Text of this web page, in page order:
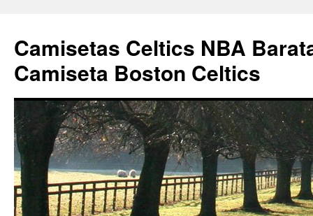
Camisetas Celtics NBA
Camiseta Boston Celtics